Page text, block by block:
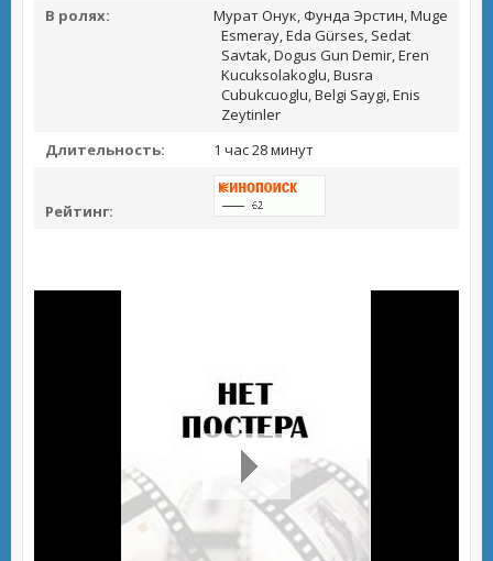
В ролях:
Мурат Онук, Фунда Эрстин, Muge
Esmeray, Eda Gürses, Sedat
Savtak, Dogus Gun Demir, Eren
Kucuksolakoglu, Busra
Cubukcuoglu, Belgi Saygi, Enis
Zeytinler
Длительность:
1 час 28 минут
Рейтинг: